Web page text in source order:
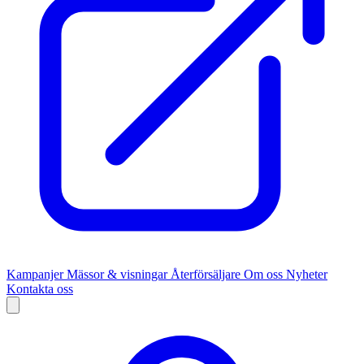
KampanjerMässor & visningar Återförsäljare Om oss Nyheter
Kontakta oss